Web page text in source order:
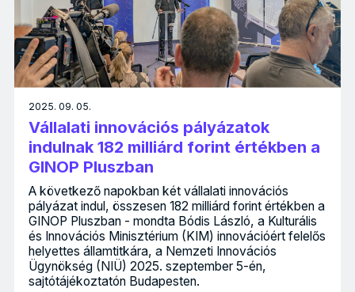
2025. 09. 05.
Vállalati innovációs pályázatok
indulnak 182 milliárd forint értékben a
GINOP Pluszban
A következő napokban két vállalati innovációs
pályázat indul, összesen 182 milliárd forint értékben a
GINOP Pluszban - mondta Bódis László, a Kulturális
és Innovációs Minisztérium (KIM) innovációért felelős
helyettes államtitkára, a Nemzeti Innovációs
Ügynökség (NIÜ) 2025. szeptember 5-én,
sajtótájékoztatón Budapesten.